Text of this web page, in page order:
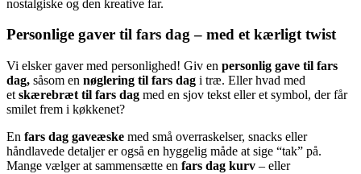
nostalgiske og den kreative far.
Personlige gaver til fars dag – med et kærligt twist
Vi elsker gaver med personlighed! Giv en personlig gave til fars
dag, såsom en nøglering til fars dag i træ. Eller hvad med
et skærebræt til fars dag med en sjov tekst eller et symbol, der får
smilet frem i køkkenet?
En fars dag gaveæske med små overraskelser, snacks eller
håndlavede detaljer er også en hyggelig måde at sige “tak” på.
Mange vælger at sammensætte en fars dag kurv – eller